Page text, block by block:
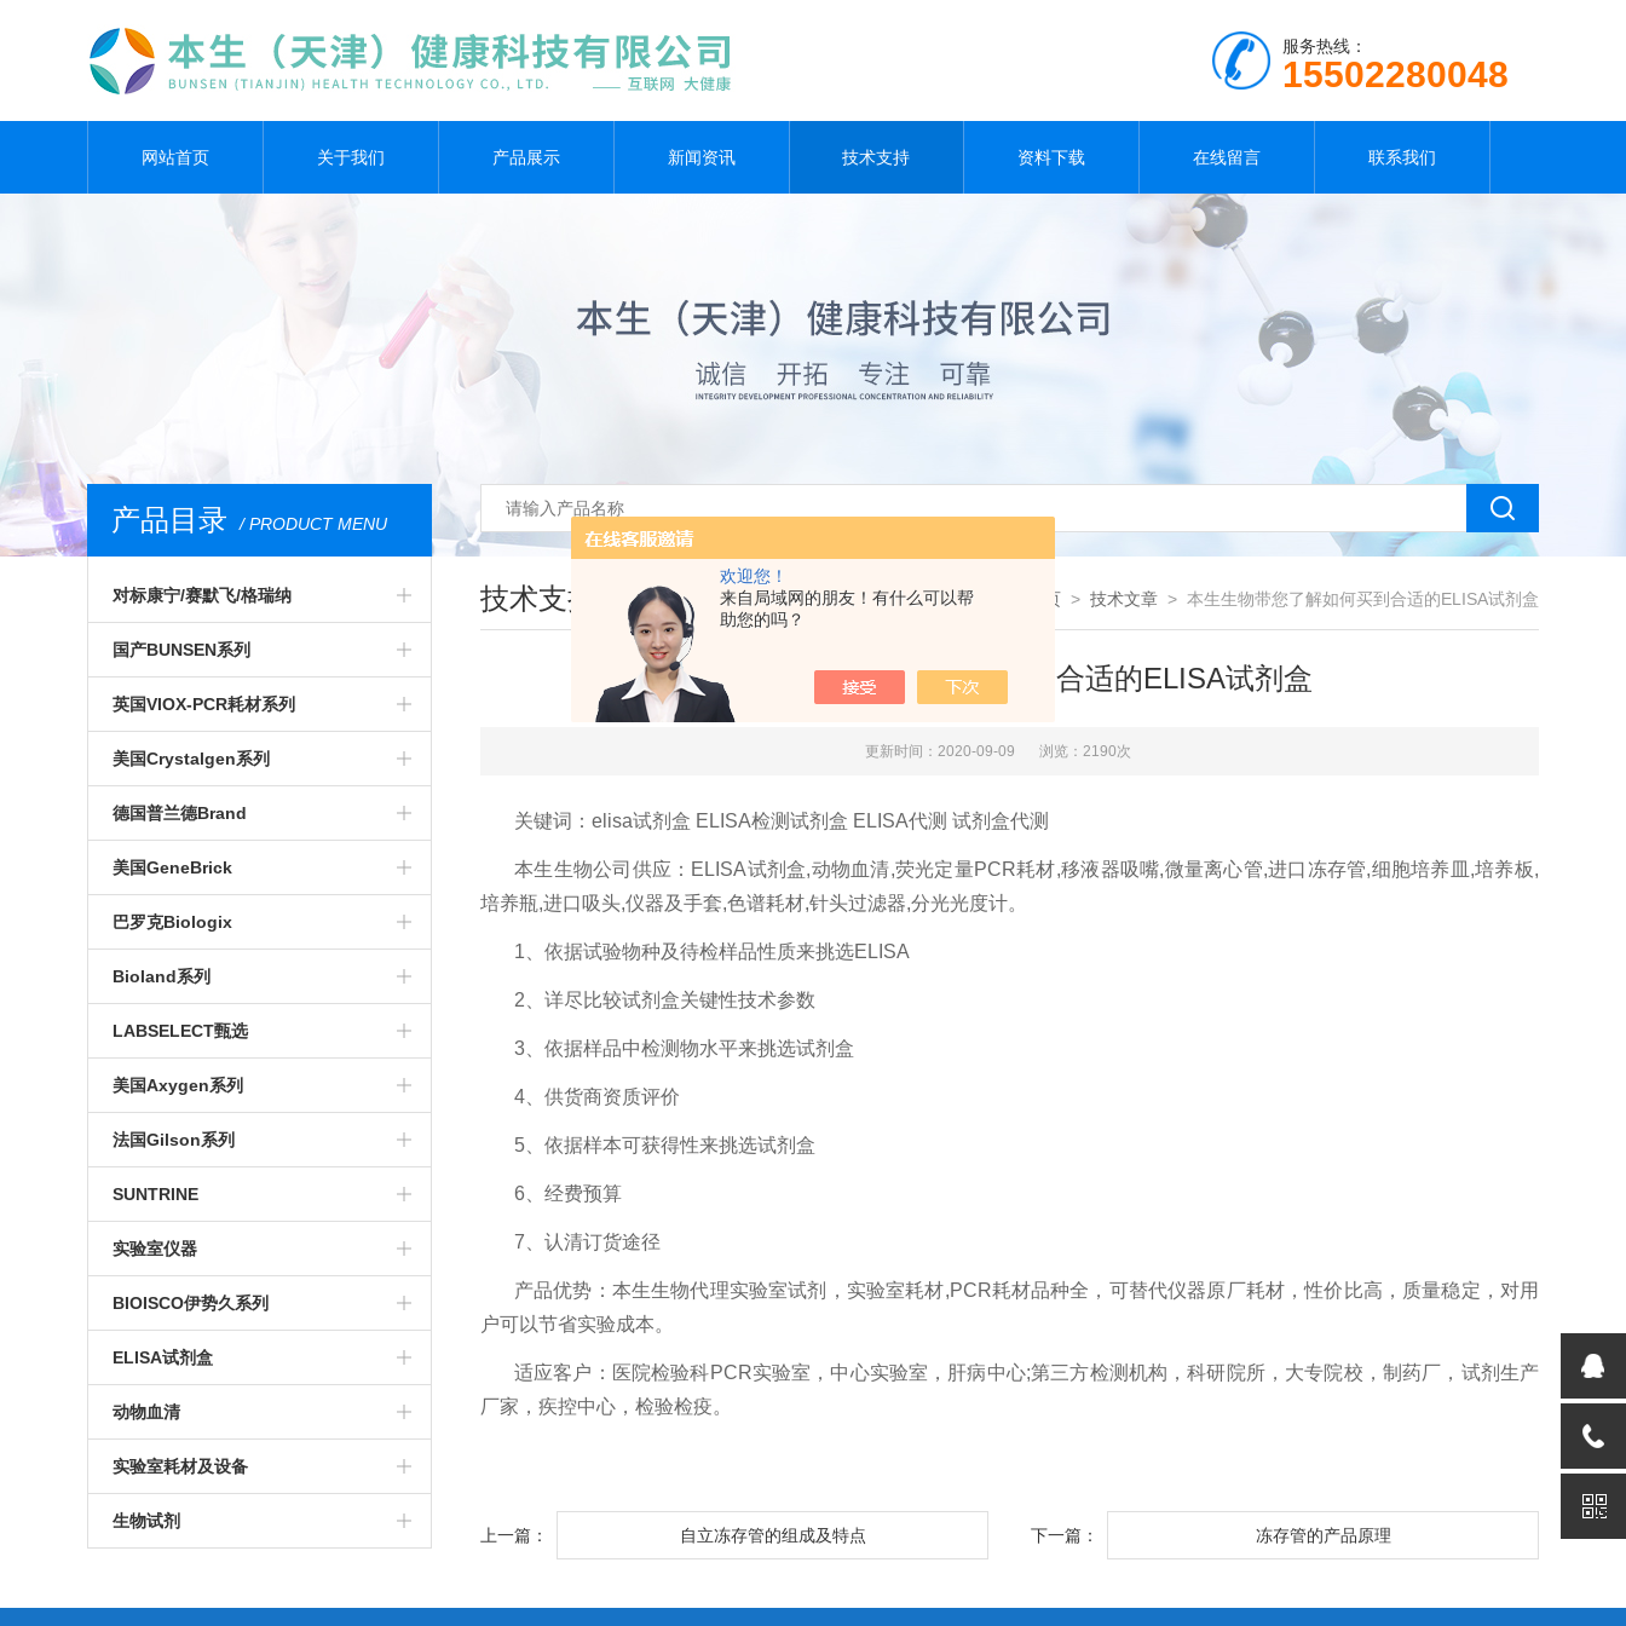
欢迎您！
来自局域网的朋友！有什么可以帮
助您的吗？
服务热线：
15502280048
网站首页 关于我们 产品展示 新闻资讯 技术支持 资料下载 在线留言 联系我们
产品目录 / PRODUCT MENU
对标康宁/赛默飞/格瑞纳
对标安捷伦色谱进样瓶
微孔板
培养瓶
培养皿
培养板
国产BUNSEN系列
穿刺膜
酶标条
96孔 深孔板
染色缸
大口膏剂瓶
标本采样管
色谱进样瓶
电泳电泳槽
冷冻管
移液管
英国VIOX-PCR耗材系列
移液器
光学封板膜
PCR光学平盖
PCR单管
PCR板
PCR八联管
荧光定量PCR耗材
美国Crystalgen系列
吸头
EP管
冻存管
96孔可拆酶标板
血清及移液管
离心管
培养系列
冻存系列
PCR系列
色谱耗材
仪器及手套
德国普兰德Brand
美国GeneBrick
巴罗克Biologix
Bioland系列
实验耗材
PCR耗材
LABSELECT甄选
美国Axygen系列
法国Gilson系列
电动移液器
单道移液器
手动多道移液器
手动分液器
SUNTRINE
血清移液管
实验室仪器
大龙移液器
电泳仪
BIOISCO伊势久系列
染色试剂
ELISA试剂盒
检测试剂盒
动物血清
实验室耗材及设备
96孔深孔板
生物试剂
技术支持 您现在的位置： 首页 > 技术文章 > 本生生物带您了解如何买到合适的ELISA试剂盒
本生生物带您了解如何买到合适的ELISA试剂盒
更新时间：2020-09-09 浏览：2190次
关键词：elisa试剂盒 ELISA检测试剂盒 ELISA代测 试剂盒代测
本生生物公司供应：ELISA试剂盒,动物血清,荧光定量PCR耗材,移液器吸嘴,微量离心管,进口冻存管,细胞培养皿,培养板,
培养瓶,进口吸头,仪器及手套,色谱耗材,针头过滤器,分光光度计。
1、依据试验物种及待检样品性质来挑选ELISA
2、详尽比较试剂盒关键性技术参数
3、依据样品中检测物水平来挑选试剂盒
4、供货商资质评价
5、依据样本可获得性来挑选试剂盒
6、经费预算
7、认清订货途径
产品优势：本生生物代理实验室试剂，实验室耗材,PCR耗材品种全，可替代仪器原厂耗材，性价比高，质量稳定，对用
户可以节省实验成本。
适应客户：医院检验科PCR实验室，中心实验室，肝病中心;第三方检测机构，科研院所，大专院校，制药厂，试剂生产
厂家，疾控中心，检验检疫。
上一篇： 自立冻存管的组成及特点 下一篇： 冻存管的产品原理